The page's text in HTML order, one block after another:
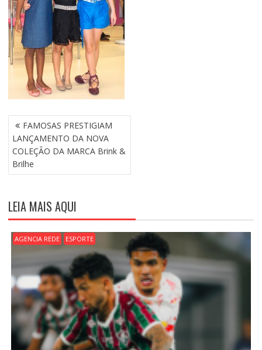
N
A
V
G
Ç
Ã
O
D
O
S
T
FAMOSAS PRESTIGIAM
LANÇAMENTO DA NOVA
COLEÇÃO DA MARCA Brink &
Brilhe
LEIA MAIS AQUI
AGENCIA REDE ESPORTE